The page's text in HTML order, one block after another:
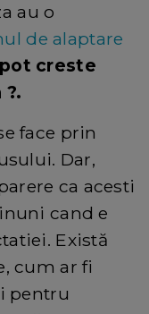
au o
de alaptare
creste
face prin
Dar,
ca acesti
cand e
Există
cum ar fi
pentru